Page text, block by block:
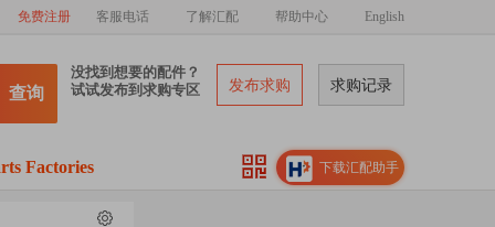
免费注册 客服电话 了解汇配 帮助中心 English
查询
没找到想要的配件？
试试发布到求购专区
发布求购 求购记录
Factories 下载汇配助手